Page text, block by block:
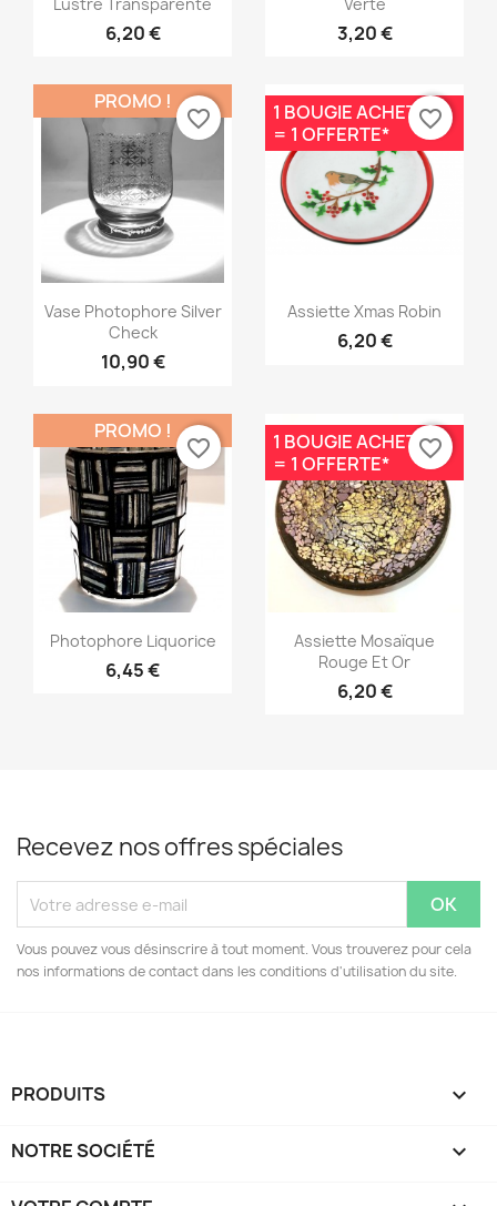
6,20 € 3,20 €
 Aperçu rapide
Vase Photophore Silver
Check
10,90 €
PROMO !
favorite_border
Aperçu rapide
Assiette Xmas Robin
6,20 €
1 BOUGIE ACHETÉE
= 1 OFFERTE*
favorite_border
Aperçu rapide
Photophore Liquorice
6,45 €
PROMO !
favorite_border
Aperçu rapide
Assiette Mosaïque
Rouge Et Or
6,20 €
1 BOUGIE ACHETÉE
= 1 OFFERTE*
favorite_border
Recevez nos offres spéciales
Vous pouvez vous désinscrire à tout moment. Vous trouverez pour cela
nos informations de contact dans les conditions d'utilisation du site.
PRODUITS 
NOTRE SOCIÉTÉ 